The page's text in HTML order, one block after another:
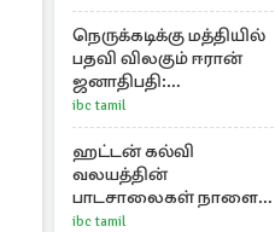
நெருக்கடிக்கு மத்தியில்
பதவி விலகும் ஈரான்
ஜனாதிபதி:
வெளியானது
சர்ச்சையின் உண்மை
நிலை
ibc tamil
ஹட்டன் கல்வி
வலயத்தின்
பாடசாலைகள் நாளை
முதல் ஆரம்பம்
ibc tamil